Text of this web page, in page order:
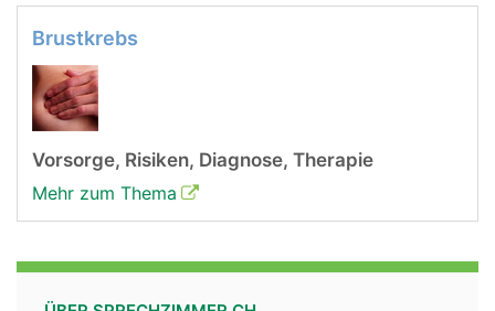
Brustkrebs
Vorsorge, Risiken, Diagnose, Therapie
Mehr zum Thema